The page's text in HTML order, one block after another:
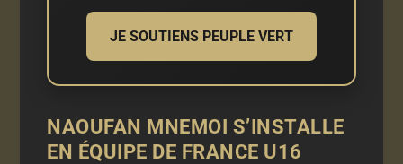
JE SOUTIENS PEUPLE VERT
NAOUFAN MNEMOI S’INSTALLE
EN ÉQUIPE DE FRANCE U16